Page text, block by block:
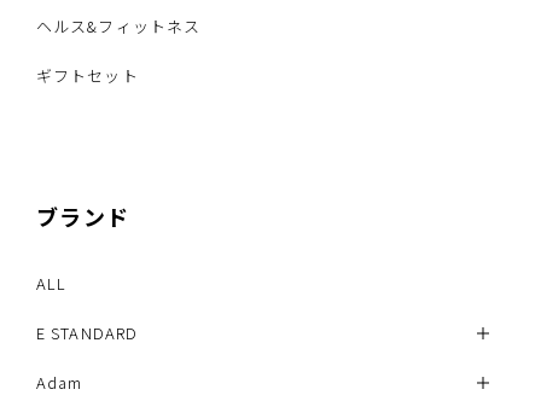
ヘルス&フィットネス
ギフトセット
ブランド
ALL
E STANDARD
Adam